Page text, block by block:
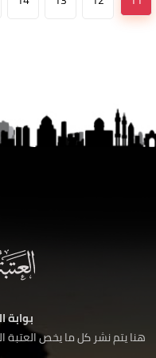
بوابة
هنا يتم نشر كل ما يخص العتبة